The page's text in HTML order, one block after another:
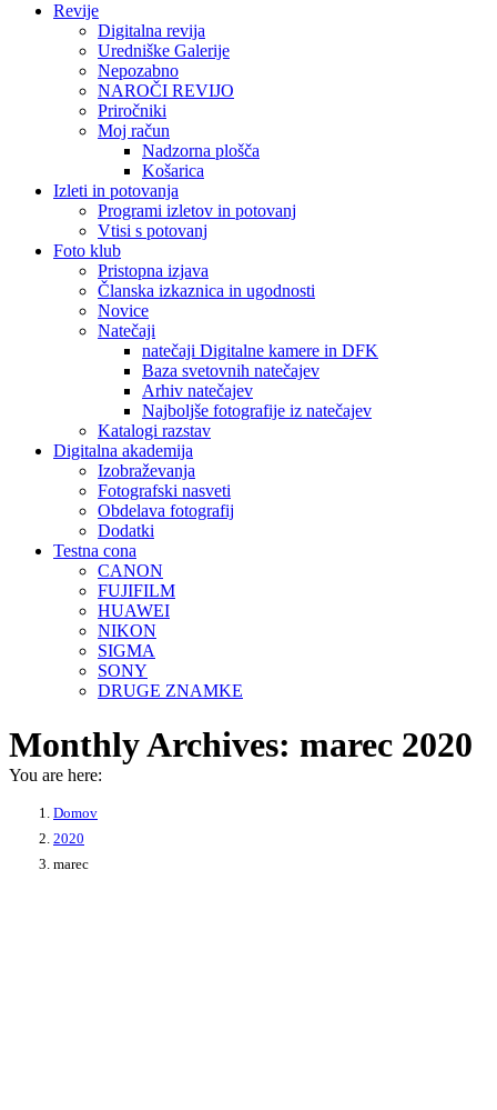
Revije
Digitalna revija
Uredniške Galerije
Nepozabno
NAROČI REVIJO
Priročniki
Moj račun
Nadzorna plošča
Košarica
Izleti in potovanja
Programi izletov in potovanj
Vtisi s potovanj
Foto klub
Pristopna izjava
Članska izkaznica in ugodnosti
Novice
Natečaji
natečaji Digitalne kamere in DFK
Baza svetovnih natečajev
Arhiv natečajev
Najboljše fotografije iz natečajev
Katalogi razstav
Digitalna akademija
Izobraževanja
Fotografski nasveti
Obdelava fotografij
Dodatki
Testna cona
CANON
FUJIFILM
HUAWEI
NIKON
SIGMA
SONY
DRUGE ZNAMKE
Monthly Archives: marec 2020
You are here:
Domov
2020
marec